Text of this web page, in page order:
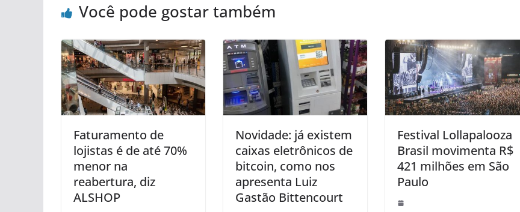
Você pode gostar também
Faturamento de
lojistas é de até 70%
menor na
reabertura, diz
ALSHOP
Novidade: já existem
caixas eletrônicos de
bitcoin, como nos
apresenta Luiz
Gastão Bittencourt
Festival Lollapalooza
Brasil movimenta R$
421 milhões em São
Paulo